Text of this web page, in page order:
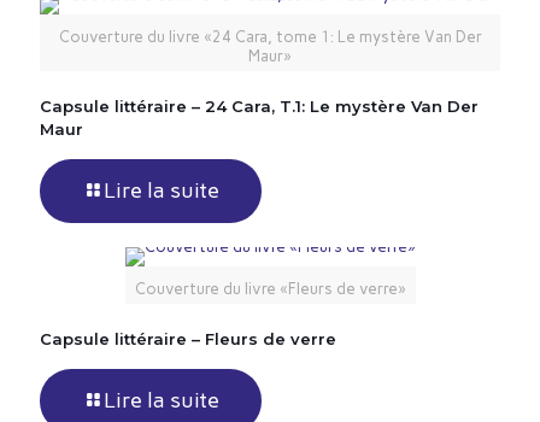
Couverture du livre «24 Cara, tome 1: Le mystère Van Der
Maur»
Capsule littéraire – 24 Cara, T.1: Le mystère Van Der
Maur
Lire la suite
Couverture du livre «Fleurs de verre»
Capsule littéraire – Fleurs de verre
Lire la suite